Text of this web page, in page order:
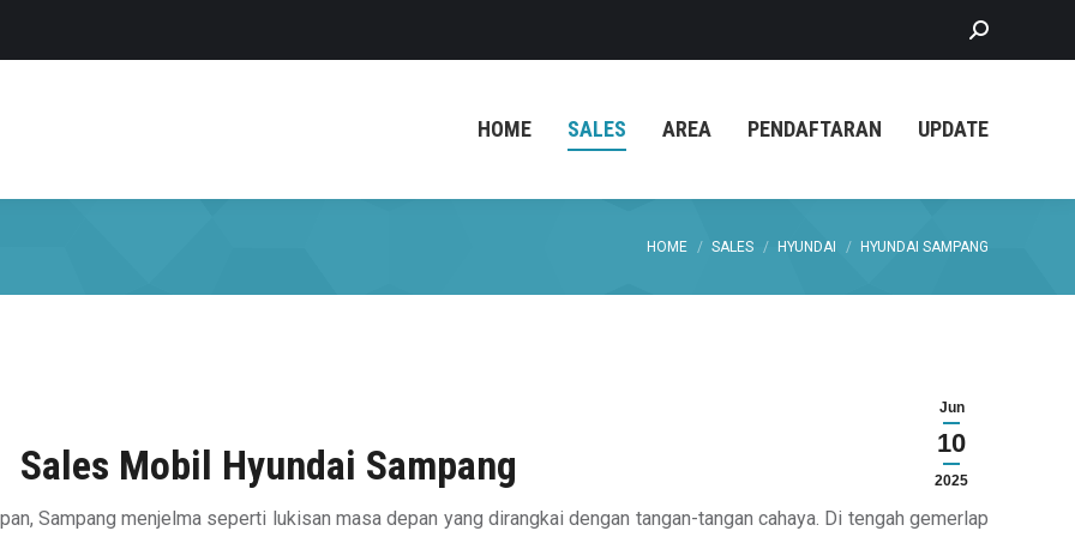
Search:
HOME SALES AREA PENDAFTARAN UPDATE
You are here:
HOME SALES HYUNDAI HYUNDAI SAMPANG
Jun
10
2025
Sales Mobil Hyundai Sampang
Sampang menjelma seperti lukisan masa depan yang dirangkai dengan tangan-tangan cahaya. Di tengah gemerlap